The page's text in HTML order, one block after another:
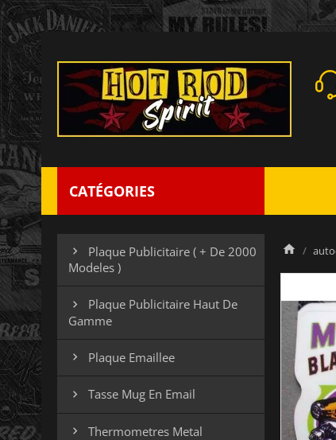
CATÉGORIES

Plaque Publicitaire ( + De 2000
Modeles )

Plaque Publicitaire Haut De
Gamme
 Plaque Emaillee
 Tasse Mug En Email
 Thermometres Metal